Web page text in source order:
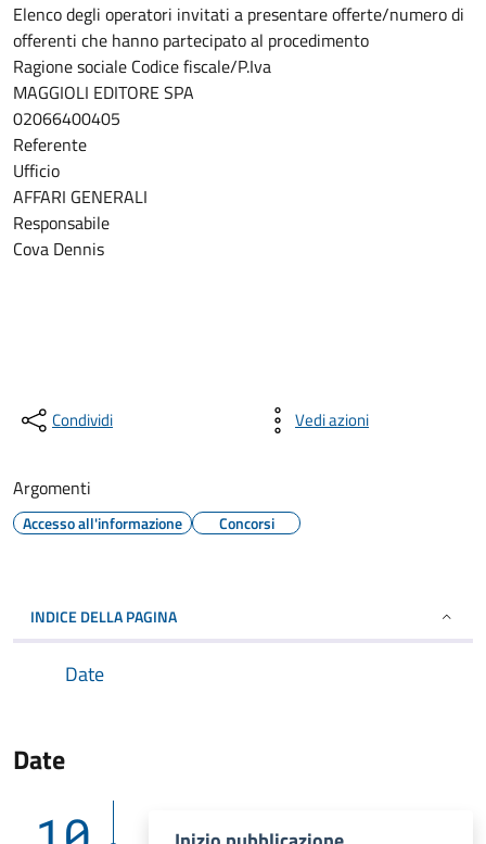
Elenco degli operatori invitati a presentare offerte/numero di
offerenti che hanno partecipato al procedimento
Ragione sociale Codice fiscale/P.Iva
MAGGIOLI EDITORE SPA
02066400405
Referente
Ufficio
AFFARI GENERALI
Responsabile
Cova Dennis
Condividi Vedi azioni
Argomenti
Accesso all'informazione Concorsi
INDICE DELLA PAGINA
Date
Date